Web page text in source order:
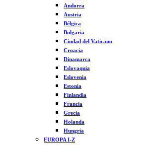
Andorra
Austria
Bélgica
Bulgaria
Ciudad del Vaticano
Croacia
Dinamarca
Eslovaquia
Eslovenia
Estonia
Finlandia
Francia
Grecia
Holanda
Hungría
EUROPA I-Z